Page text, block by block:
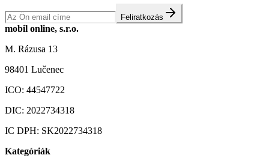
Feliratkozás
mobil online, s.r.o.
M. Rázusa 13
98401 Lučenec
ICO: 44547722
DIC: 2022734318
IC DPH: SK2022734318
Kategóriák